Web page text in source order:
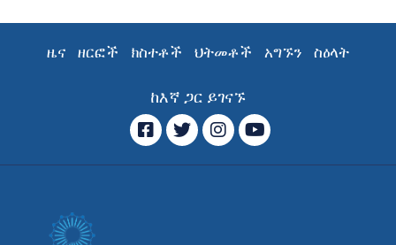
ዜና ዘርፎች ክስተቶች ህትመቶች አግኙን ስዕላት
ከእኛ ጋር ይገናኙ
ፌስቡክትዊተርኢንስታግራምYouTube